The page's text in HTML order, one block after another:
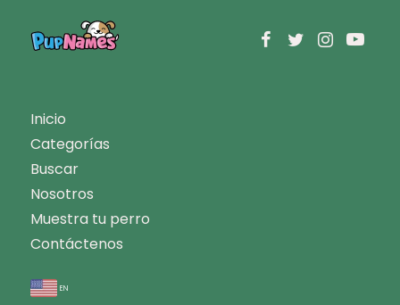
Inicio
Categorías
Buscar
Nosotros
Muestra tu perro
Contáctenos
en